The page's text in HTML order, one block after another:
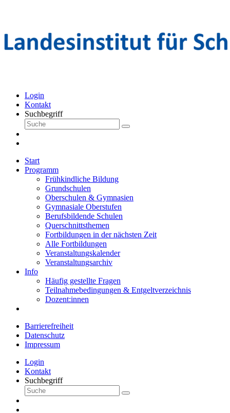
Login
Kontakt
Suchbegriff
Start
Programm
Frühkindliche Bildung
Grundschulen
Oberschulen & Gymnasien
Gymnasiale Oberstufen
Berufsbildende Schulen
Querschnittsthemen
Fortbildungen in der nächsten Zeit
Alle Fortbildungen
Veranstaltungskalender
Veranstaltungsarchiv
Info
Häufig gestellte Fragen
Teilnahmebedingungen & Entgeltverzeichnis
Dozent:innen
Barrierefreiheit
Datenschutz
Impressum
Login
Kontakt
Suchbegriff